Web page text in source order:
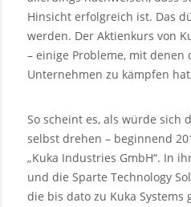
Hinsicht erfolgreich ist. Das
werden. Der Aktienkurs von
– einige Probleme, mit denen
Unternehmen zu kämpfen
So scheint es, als würde sich
selbst drehen – beginnend
„Kuka Industries GmbH“. In
und die Sparte Technology
die bis dato zu Kuka Systems